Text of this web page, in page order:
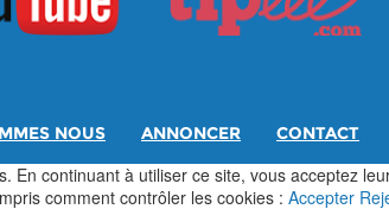
NOUS ANNONCER CONTACT
En continuant à utiliser ce site, vous acceptez
comment contrôler les cookies : Accepter